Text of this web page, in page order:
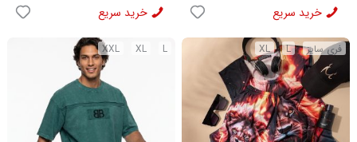
خرید سریع خرید سریع
L
XL
XXL فری سایز L
XL